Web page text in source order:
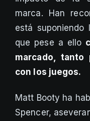
marca. Han
está suponiendo
que pese a ello
marcado, tanto
con los juegos.
Matt Booty ha
Spencer,